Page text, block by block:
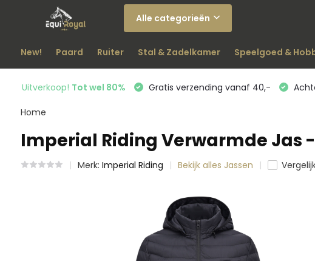
Alle categorieën
New! Paard Ruiter Stal & Zadelkamer Speelgoed &
Uitverkoop! Tot wel 80% Gratis verzending vanaf 40,-
Home
Imperial Riding Verwarmde Jas
Merk: Imperial Riding Bekijk alles Jassen